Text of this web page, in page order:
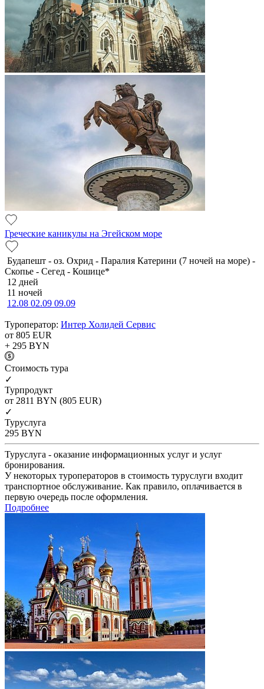
Греческие каникулы на Эгейском море
Будапешт - оз. Охрид - Паралия Катерини (7 ночей на море) -
Скопье - Сегед - Кошице*
12 дней
11 ночей
12.08 02.09 09.09
Туроператор: Интер Холидей Сервис
от 805 EUR
+ 295 BYN
Cтоимость тура
✓
Турпродукт
от 2811 BYN (805 EUR)
✓
Туруслуга
295 BYN
Туруслуга - оказание информационных услуг и услуг
бронирования.
У некоторых туроператоров в стоимость туруслуги входит
транспортное обслуживание. Как правило, оплачивается в
первую очередь после оформления.
Подробнее